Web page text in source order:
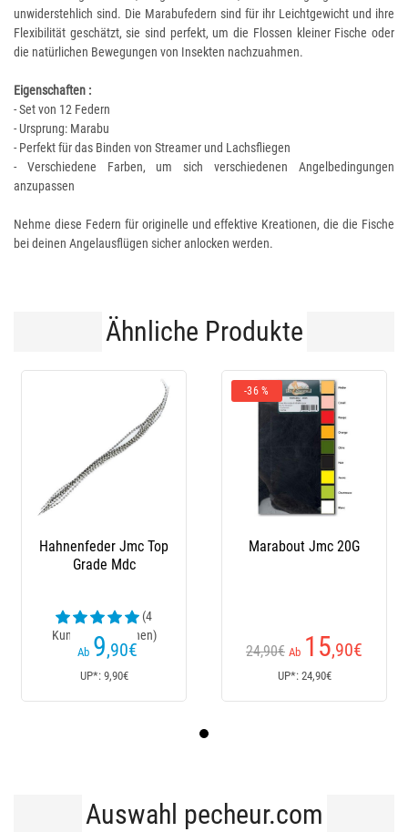
unwiderstehlich sind. Die Marabufedern sind für ihr Leichtgewicht und ihre
Flexibilität geschätzt, sie sind perfekt, um die Flossen kleiner Fische oder
die natürlichen Bewegungen von Insekten nachzuahmen.
Eigenschaften :
- Set von 12 Federn
- Ursprung: Marabu
- Perfekt für das Binden von Streamer und Lachsfliegen
- Verschiedene Farben, um sich verschiedenen Angelbedingungen
anzupassen
Nehme diese Federn für originelle und effektive Kreationen, die die Fische
bei deinen Angelausflügen sicher anlocken werden.
Ähnliche Produkte
Hahnenfeder Jmc Top
Grade Mdc
(4
Kundenrezensionen)
Ab 9,90€
UP*: 9,90€
-36 %
Marabout Jmc 20G
24,90€ Ab 15,90€
UP*: 24,90€
Auswahl pecheur.com